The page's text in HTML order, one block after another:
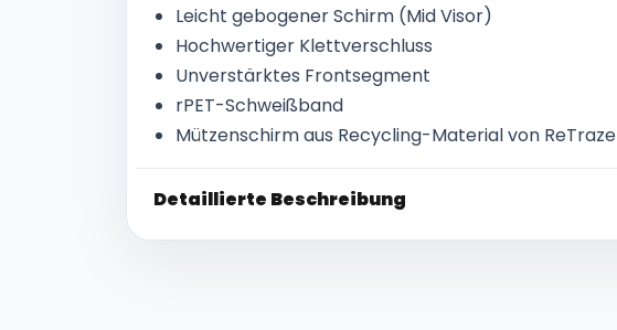
Leicht gebogener Schirm (Mid Visor)
Hochwertiger Klettverschluss
Unverstärktes Frontsegment
rPET-Schweißband
Mützenschirm aus Recycling-Material von ReTraze
Detaillierte Beschreibung